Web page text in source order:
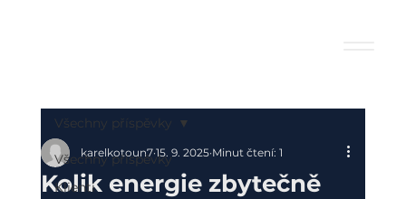
Všechny příspěvky
Klienti
Všechny příspěvky
Kolik energie zbytečně
karelkotoun7 15. 9. 2025 Minut čtení: 1